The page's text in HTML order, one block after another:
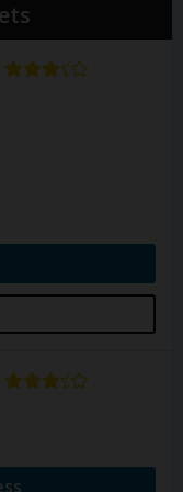
toe te
kunnen kiezen
hoogte hiervan
Liberty dit
dat moment.
bij je past? Op
cryptocurrency
ook nog
eens
handige tool.